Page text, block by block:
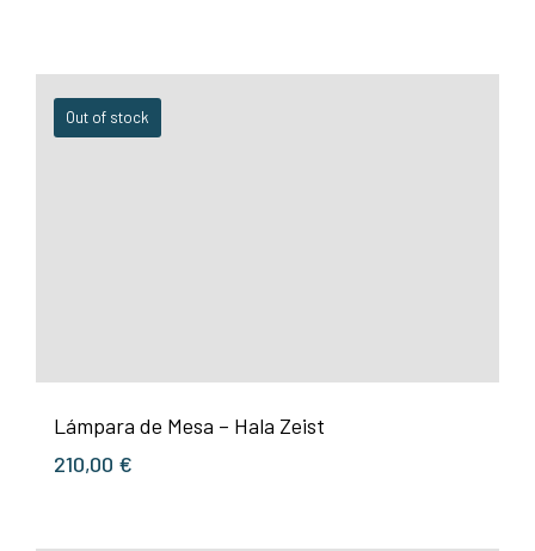
Out of stock
Lámpara de Mesa – Hala Zeist
210,00 €